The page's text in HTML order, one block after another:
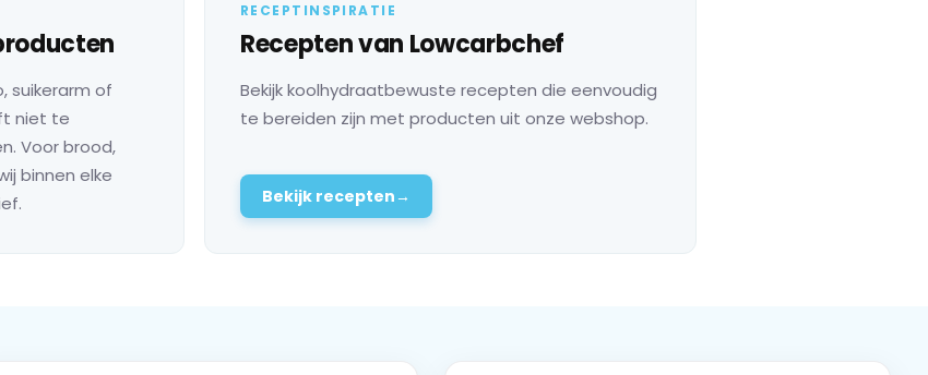
suikerarm of
niet te
Voor brood,
binnen elke
RECEPTINSPIRATIE
Recepten van Lowcarbchef
Bekijk koolhydraatbewuste recepten die eenvoudig
te bereiden zijn met producten uit onze webshop.
Bekijk recepten→